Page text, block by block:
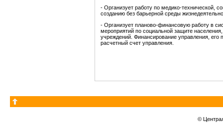
- Организует работу по медико-технической,
созданию без барьерной среды
- Организует планово-финансовую работу в
мероприятий по социальной защите
учреждений. Финансирование управления,
расчетный счет управления.
©